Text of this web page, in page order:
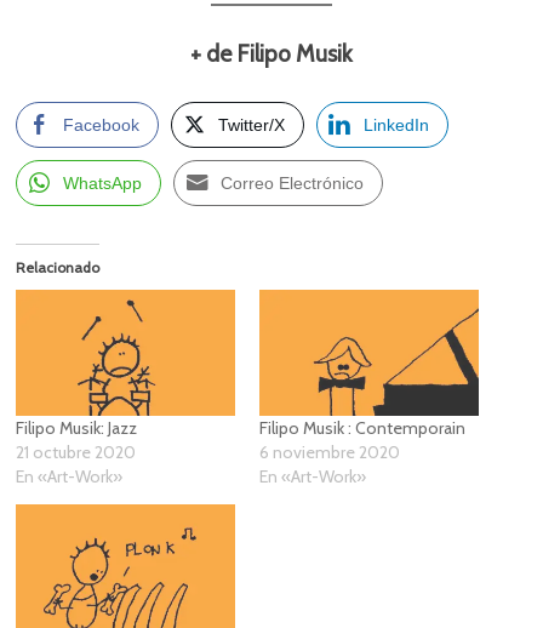
+ de Filipo Musik
Facebook Twitter/X LinkedIn
WhatsApp Correo Electrónico
Relacionado
Filipo Musik: Jazz
21 octubre 2020
En «Art-Work»
Filipo Musik : Contemporain
6 noviembre 2020
En «Art-Work»